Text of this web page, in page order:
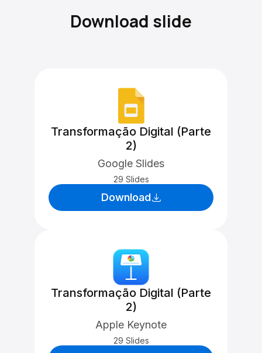
Download slide
Transformação Digital (Parte
2)
Google Slides
29 Slides
Download
Transformação Digital (Parte
2)
Apple Keynote
29 Slides